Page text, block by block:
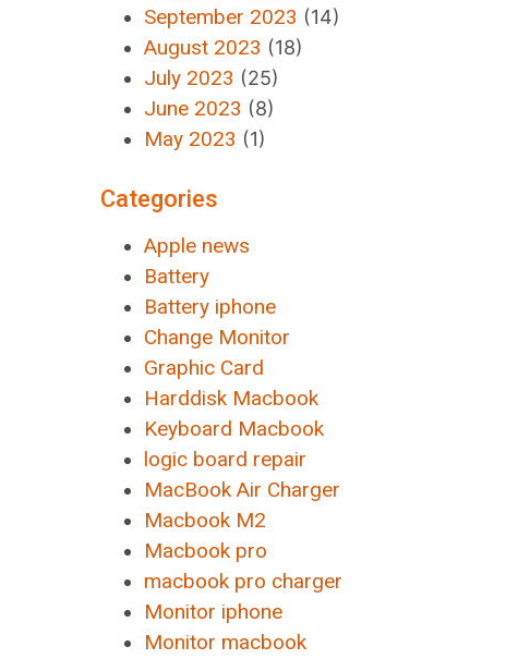
September 2023 (14)
August 2023 (18)
July 2023 (25)
June 2023 (8)
May 2023 (1)
Categories
Apple news
Battery
Battery iphone
Change Monitor
Graphic Card
Harddisk Macbook
Keyboard Macbook
logic board repair
MacBook Air Charger
Macbook M2
Macbook pro
macbook pro charger
Monitor iphone
Monitor macbook